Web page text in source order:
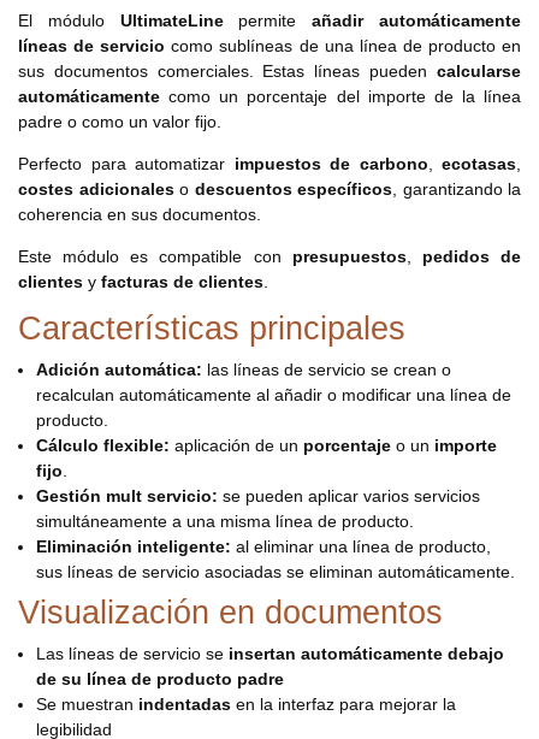
El módulo UltimateLinepermiteañadir automáticamente
líneas de servicio como sublíneas de una línea de producto en
sus documentos comerciales. Estas líneas pueden calcularse
automáticamente como un porcentaje del importe de la línea
padre o como un valor fijo.
Perfecto para automatizar impuestos de carbono, ecotasas,
costes adicionaleso descuentos específicos, garantizando la
coherencia en sus documentos.
Este módulo es compatible con presupuestos, pedidos de
clientes y facturas de clientes.
Características principales
Adición automática: las líneas de servicio se crean o
recalculan automáticamente al añadir o modificar una línea de
producto.
Cálculo flexible: aplicación de un porcentaje o un importe
fijo.
Gestión mult servicio: se pueden aplicar varios servicios
simultáneamente a una misma línea de producto.
Eliminación inteligente: al eliminar una línea de producto,
sus líneas de servicio asociadas se eliminan automáticamente.
Visualización en documentos
Las líneas de servicio se insertan automáticamente debajo
de su línea de producto padre
Se muestran indentadas en la interfaz para mejorar la
legibilidad